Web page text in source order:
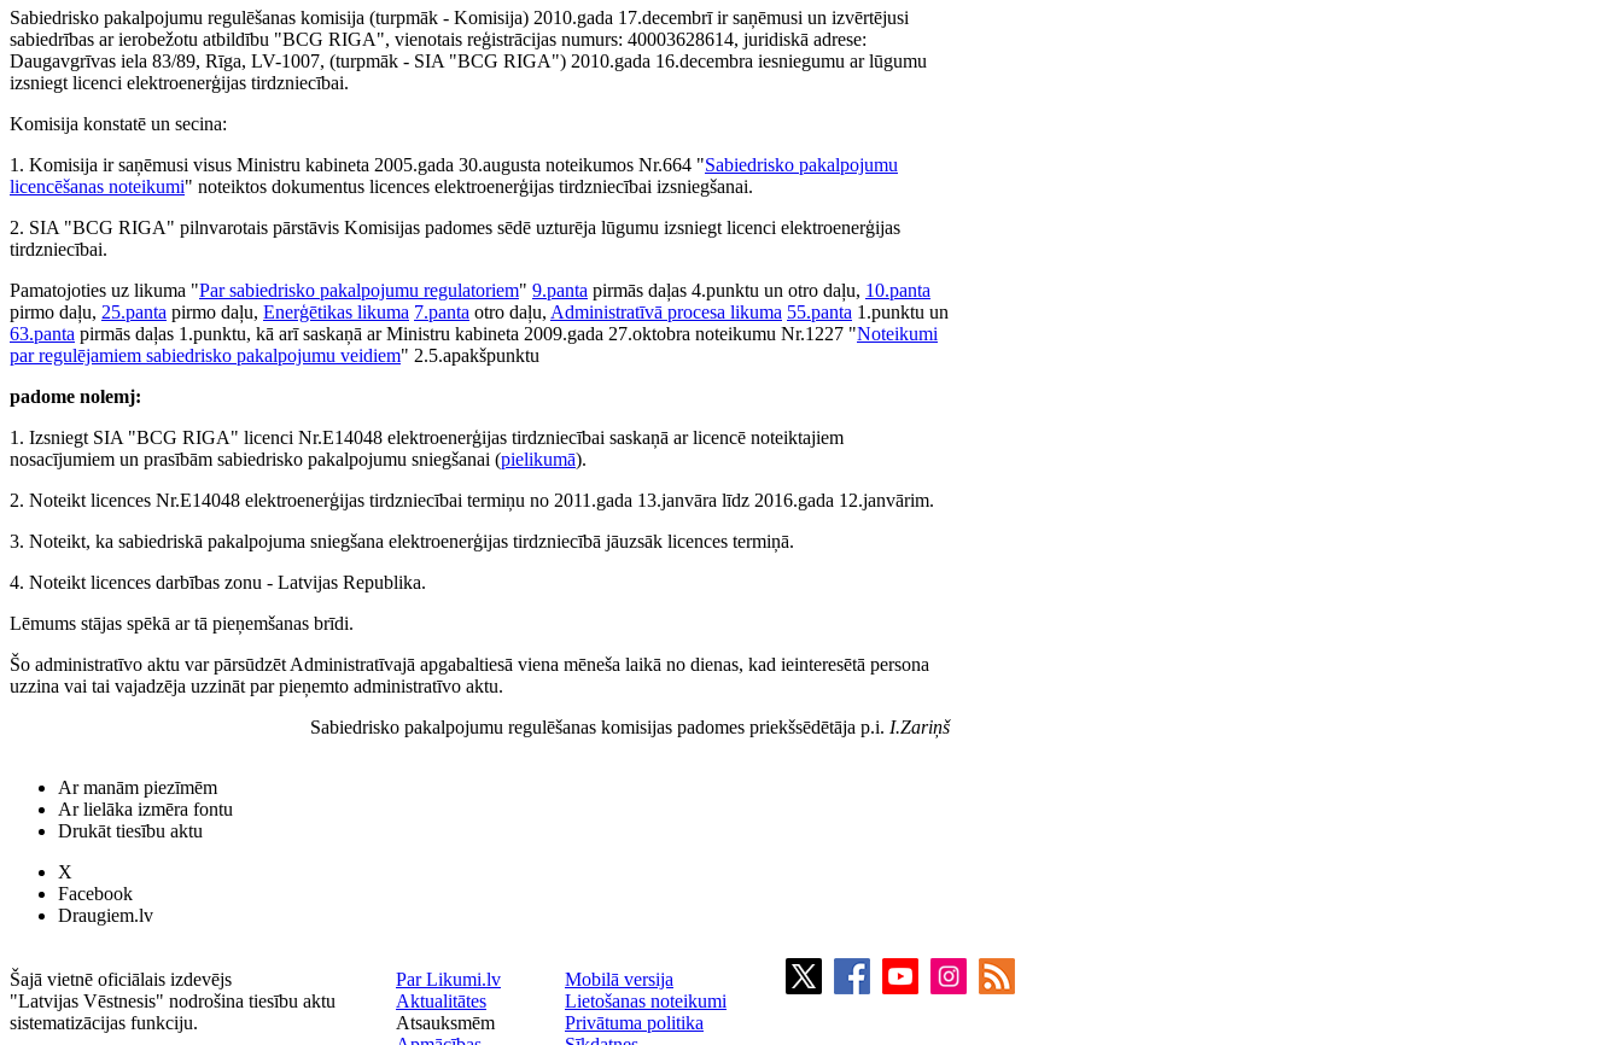
Sabiedrisko pakalpojumu regulēšanas komisija (turpmāk - Komisija) 2010.gada 17.decembrī ir saņēmusi un izvērtējusi
sabiedrības ar ierobežotu atbildību "BCG RIGA", vienotais reģistrācijas numurs: 40003628614, juridiskā adrese:
Daugavgrīvas iela 83/89, Rīga, LV-1007, (turpmāk - SIA "BCG RIGA") 2010.gada 16.decembra iesniegumu ar lūgumu
izsniegt licenci elektroenerģijas tirdzniecībai.
Komisija konstatē un secina:
1. Komisija ir saņēmusi visus Ministru kabineta 2005.gada 30.augusta noteikumos Nr.664 "Sabiedrisko pakalpojumu
licencēšanas noteikumi" noteiktos dokumentus licences elektroenerģijas tirdzniecībai izsniegšanai.
2. SIA "BCG RIGA" pilnvarotais pārstāvis Komisijas padomes sēdē uzturēja lūgumu izsniegt licenci elektroenerģijas
tirdzniecībai.
Pamatojoties uz likuma "Par sabiedrisko pakalpojumu regulatoriem" 9.panta pirmās daļas 4.punktu un otro daļu, 10.panta
pirmo daļu, 25.panta pirmo daļu, Enerģētikas likuma 7.panta otro daļu, Administratīvā procesa likuma 55.panta 1.punktu un
63.panta pirmās daļas 1.punktu, kā arī saskaņā ar Ministru kabineta 2009.gada 27.oktobra noteikumu Nr.1227 "Noteikumi
par regulējamiem sabiedrisko pakalpojumu veidiem" 2.5.apakšpunktu
padome nolemj:
1. Izsniegt SIA "BCG RIGA" licenci Nr.E14048 elektroenerģijas tirdzniecībai saskaņā ar licencē noteiktajiem
nosacījumiem un prasībām sabiedrisko pakalpojumu sniegšanai (pielikumā).
2. Noteikt licences Nr.E14048 elektroenerģijas tirdzniecībai termiņu no 2011.gada 13.janvāra līdz 2016.gada 12.janvārim.
3. Noteikt, ka sabiedriskā pakalpojuma sniegšana elektroenerģijas tirdzniecībā jāuzsāk licences termiņā.
4. Noteikt licences darbības zonu - Latvijas Republika.
Lēmums stājas spēkā ar tā pieņemšanas brīdi.
Šo administratīvo aktu var pārsūdzēt Administratīvajā apgabaltiesā viena mēneša laikā no dienas, kad ieinteresētā persona
uzzina vai tai vajadzēja uzzināt par pieņemto administratīvo aktu.
Sabiedrisko pakalpojumu regulēšanas komisijas padomes priekšsēdētāja p.i. I.Zariņš
Ar manām piezīmēm
Ar lielāka izmēra fontu
Drukāt tiesību aktu
X
Facebook
Draugiem.lv
Šajā vietnē oficiālais izdevējs
"Latvijas Vēstnesis" nodrošina tiesību aktu
sistematizācijas funkciju.
Par Likumi.lv
Aktualitātes
Atsauksmēm
Mobilā versija
Lietošanas noteikumi
Privātuma politika